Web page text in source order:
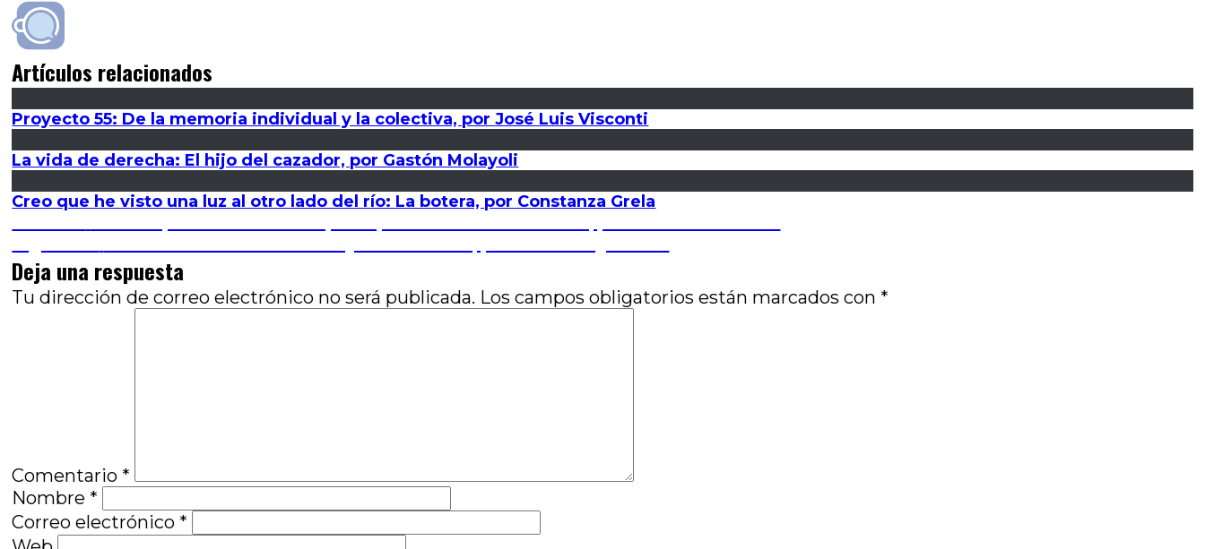
Artículos relacionados
Proyecto 55: De la memoria individual y la colectiva, por José Luis Visconti
La vida de derecha: El hijo del cazador, por Gastón Molayoli
Creo que he visto una luz al otro lado del río: La botera, por Constanza Grela
Navegación
de
entradas
siguiente:
Deja una respuesta
Tu dirección de correo electrónico no será publicada. Los campos obligatorios están marcados con *
Comentario *
Nombre *
Correo electrónico *